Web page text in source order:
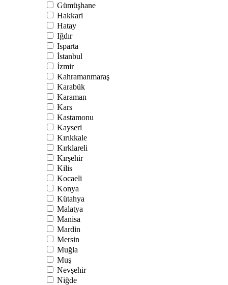
Gümüşhane
Hakkari
Hatay
Iğdır
Isparta
İstanbul
İzmir
Kahramanmaraş
Karabük
Karaman
Kars
Kastamonu
Kayseri
Kırıkkale
Kırklareli
Kırşehir
Kilis
Kocaeli
Konya
Kütahya
Malatya
Manisa
Mardin
Mersin
Muğla
Muş
Nevşehir
Niğde